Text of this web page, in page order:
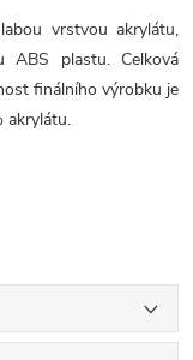
vrstvou akrylátu,
plastu. Celková
finálního výrobku je
akrylátu.